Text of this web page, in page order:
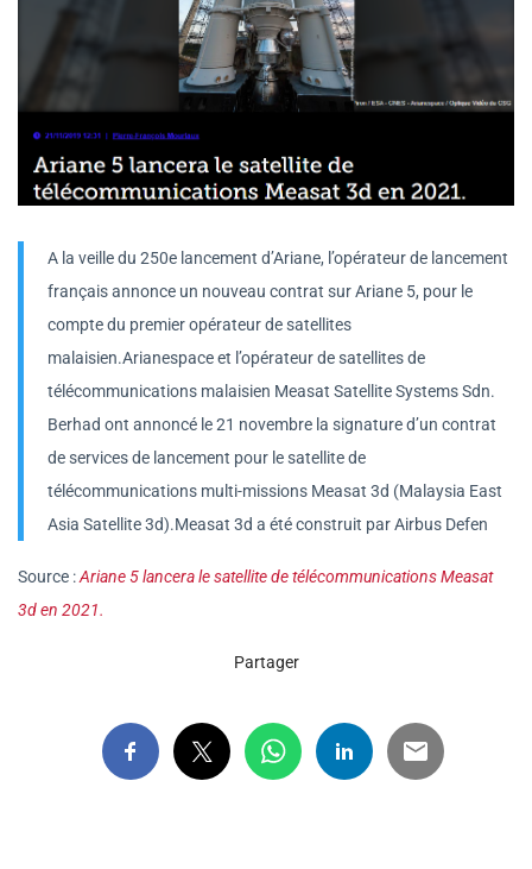
A la veille du 250e lancement d’Ariane, l’opérateur de lancement
français annonce un nouveau contrat sur Ariane 5, pour le
compte du premier opérateur de satellites
malaisien.Arianespace et l’opérateur de satellites de
télécommunications malaisien Measat Satellite Systems Sdn.
Berhad ont annoncé le 21 novembre la signature d’un contrat
de services de lancement pour le satellite de
télécommunications multi-missions Measat 3d (Malaysia East
Asia Satellite 3d).Measat 3d a été construit par Airbus Defen
Source :Ariane 5 lancera le satellite de télécommunications Measat
3d en 2021.
Partager